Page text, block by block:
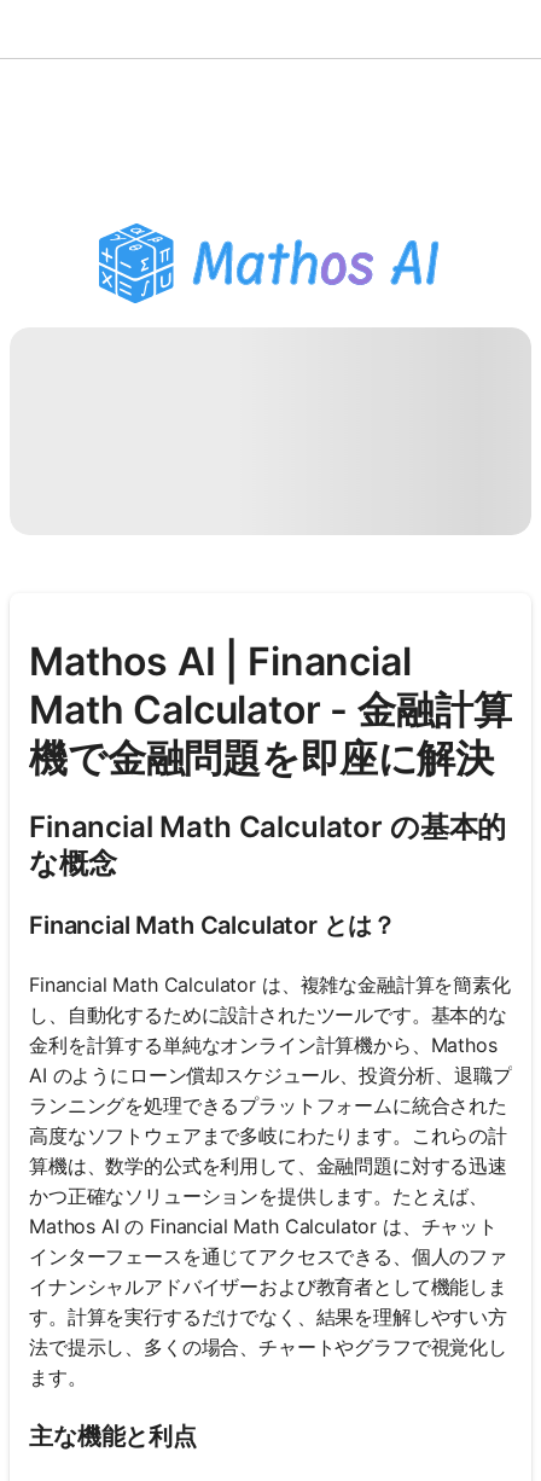
PDF宿題ヘルパー
学習ツール
Mathos AI | Financial
Math Calculator - 金融計算
機で金融問題を即座に解決
Financial Math Calculator の基本的
な概念
Financial Math Calculator とは？
Financial Math Calculator は、複雑な金融計算を簡素化
し、自動化するために設計されたツールです。基本的な
金利を計算する単純なオンライン計算機から、Mathos
AI のようにローン償却スケジュール、投資分析、退職プ
ランニングを処理できるプラットフォームに統合された
高度なソフトウェアまで多岐にわたります。これらの計
算機は、数学的公式を利用して、金融問題に対する迅速
かつ正確なソリューションを提供します。たとえば、
Mathos AI の Financial Math Calculator は、チャット
インターフェースを通じてアクセスできる、個人のファ
イナンシャルアドバイザーおよび教育者として機能しま
す。計算を実行するだけでなく、結果を理解しやすい方
法で提示し、多くの場合、チャートやグラフで視覚化し
ます。
主な機能と利点